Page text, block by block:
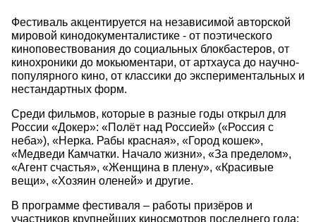
Фестиваль акцентируется на независимой авторской
мировой кинодокументалистике - от поэтического
киноповествования до социальных блокбастеров, от
кинохроники до мокьюментари, от артхауса до научно-
популярного кино, от классики до экспериментальных и
нестандартных форм.
Среди фильмов, которые в разные годы открыл для
России «Докер»: «Полёт над Россией» («Россия с
неба»), «Нерка. Рабы красная», «Город кошек»,
«Медведи Камчатки. Начало жизни», «За пределом»,
«Агент счастья», «Женщина в плену», «Красивые
вещи», «Хозяин оленей» и другие.
В программе фестиваля – работы призёров и
участников крупнейших киносмотров последнего года: